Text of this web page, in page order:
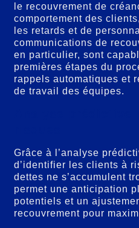
le recouvrement de
comportement des
les retards et de
communications de
en particulier, sont
premières étapes du
rappels automatiques et
de travail des équipes.
Grâce à l’analyse
d’identifier les clients à
dettes ne s’accumulent
permet une anticipation
potentiels et un
recouvrement pour